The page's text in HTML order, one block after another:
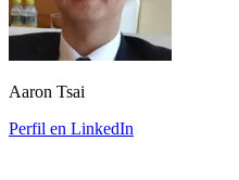
Aaron Tsai
Perfil en LinkedIn